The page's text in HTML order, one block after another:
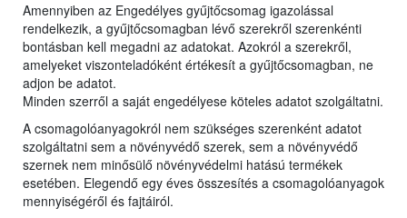
Amennyiben az Engedélyes gyűjtőcsomag igazolással
rendelkezik, a gyűjtőcsomagban lévő szerekről szerenkénti
bontásban kell megadni az adatokat. Azokról a szerekről,
amelyeket viszonteladóként értékesít a gyűjtőcsomagban, ne
adjon be adatot.
Minden szerről a saját engedélyese köteles adatot szolgáltatni.
A csomagolóanyagokról nem szükséges szerenként adatot
szolgáltatni sem a növényvédő szerek, sem a növényvédő
szernek nem minősülő növényvédelmi hatású termékek
esetében. Elegendő egy éves összesítés a csomagolóanyagok
mennyiségéről és fajtáiról.